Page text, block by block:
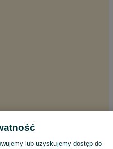
lub uzyskujemy dostęp do